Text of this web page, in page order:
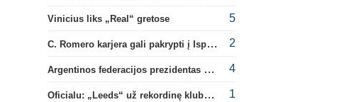
Vinicius liks „Real“ gretose 5
C. Romero karjera gali pakrypti į Ispaniją 2
Argentinos federacijos prezidentas C. Tapia negailėjo pagyrų G. Infantino 4
Oficialu: „Leeds“ už rekordinę klubui sumą įsigijo Anglijos rinktinės vartininką 1